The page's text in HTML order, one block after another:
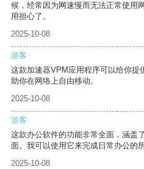
候，经常因为网速慢而无法正常使用
用担心了。
2025-10-08
游客
这款加速器VPM应用程序可以给你提
助你在网络上自由移动。
2025-10-08
游客
这款办公软件的功能非常全面，涵盖
面。我可以使用它来完成日常办公的
2025-10-08